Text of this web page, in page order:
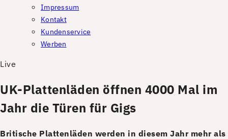
Impressum
Kontakt
Kundenservice
Werben
Live
UK-Plattenläden öffnen 4000 Mal im
Jahr die Türen für Gigs
Britische Plattenläden werden in diesem Jahr mehr als